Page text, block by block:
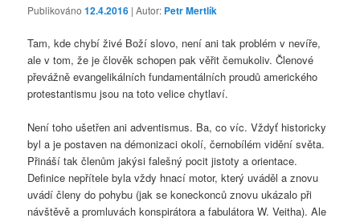
Publikováno12.4.2016 | Autor: Petr Mertlík
Tam, kde chybí živé Boží slovo, není ani tak problém v nevíře,
ale v tom, že je člověk schopen pak věřit čemukoliv. Členové
převážně evangelikálních fundamentálních proudů amerického
protestantismu jsou na toto velice chytlaví.
Není toho ušetřen ani adventismus. Ba, co víc. Vždyť historicky
byl a je postaven na démonizaci okolí, černobílém vidění světa.
Přináší tak členům jakýsi falešný pocit jistoty a orientace.
Definice nepřítele byla vždy hnací motor, který uváděl a znovu
uvádí členy do pohybu (jak se koneckonců znovu ukázalo při
návštěvě a promluvách konspirátora a fabulátora W. Veitha). Ale